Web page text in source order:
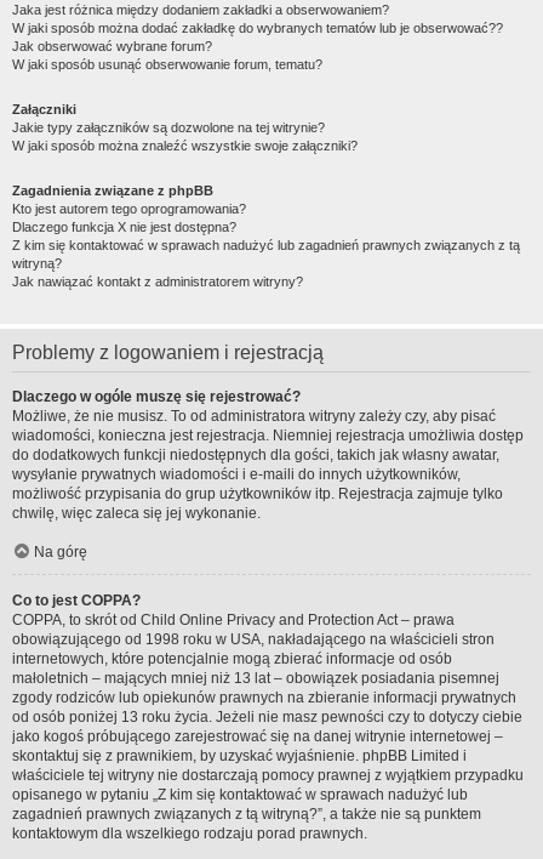
Jaka jest różnica między dodaniem zakładki a obserwowaniem?
W jaki sposób można dodać zakładkę do wybranych tematów lub je obserwować??
Jak obserwować wybrane forum?
W jaki sposób usunąć obserwowanie forum, tematu?
Załączniki
Jakie typy załączników są dozwolone na tej witrynie?
W jaki sposób można znaleźć wszystkie swoje załączniki?
Zagadnienia związane z phpBB
Kto jest autorem tego oprogramowania?
Dlaczego funkcja X nie jest dostępna?
Z kim się kontaktować w sprawach nadużyć lub zagadnień prawnych związanych z tą
witryną?
Jak nawiązać kontakt z administratorem witryny?
Problemy z logowaniem i rejestracją
Dlaczego w ogóle muszę się rejestrować?
Możliwe, że nie musisz. To od administratora witryny zależy czy, aby pisać
wiadomości, konieczna jest rejestracja. Niemniej rejestracja umożliwia dostęp
do dodatkowych funkcji niedostępnych dla gości, takich jak własny awatar,
wysyłanie prywatnych wiadomości i e-maili do innych użytkowników,
możliwość przypisania do grup użytkowników itp. Rejestracja zajmuje tylko
chwilę, więc zaleca się jej wykonanie.
Na górę
Co to jest COPPA?
COPPA, to skrót od Child Online Privacy and Protection Act – prawa
obowiązującego od 1998 roku w USA, nakładającego na właścicieli stron
internetowych, które potencjalnie mogą zbierać informacje od osób
małoletnich – mających mniej niż 13 lat – obowiązek posiadania pisemnej
zgody rodziców lub opiekunów prawnych na zbieranie informacji prywatnych
od osób poniżej 13 roku życia. Jeżeli nie masz pewności czy to dotyczy ciebie
jako kogoś próbującego zarejestrować się na danej witrynie internetowej –
skontaktuj się z prawnikiem, by uzyskać wyjaśnienie. phpBB Limited i
właściciele tej witryny nie dostarczają pomocy prawnej z wyjątkiem przypadku
opisanego w pytaniu „Z kim się kontaktować w sprawach nadużyć lub
zagadnień prawnych związanych z tą witryną?”, a także nie są punktem
kontaktowym dla wszelkiego rodzaju porad prawnych.